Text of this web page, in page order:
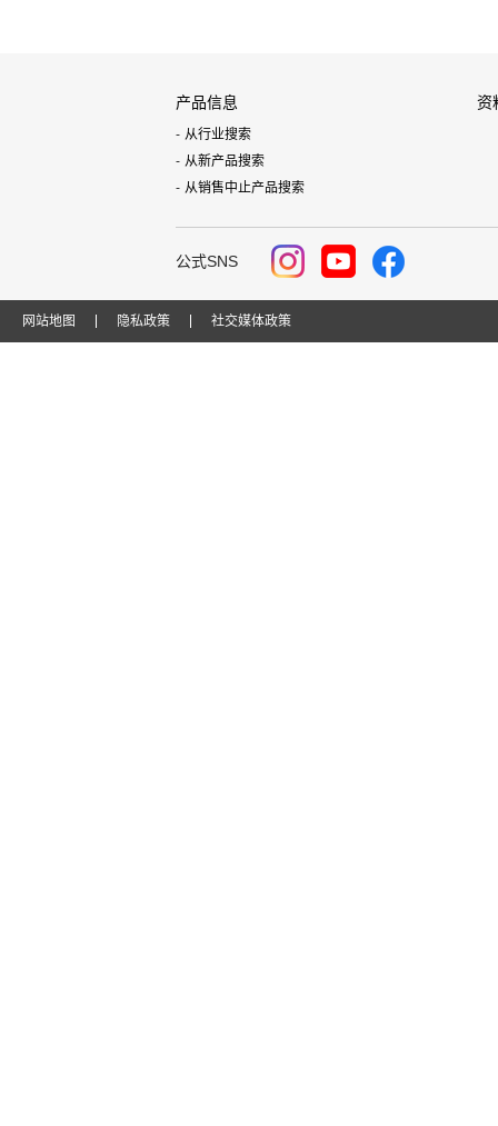
产品信息
从行业搜索
从新产品搜索
从销售中止产品搜索
资
公式SNS
网站地图 隐私政策 社交媒体政策